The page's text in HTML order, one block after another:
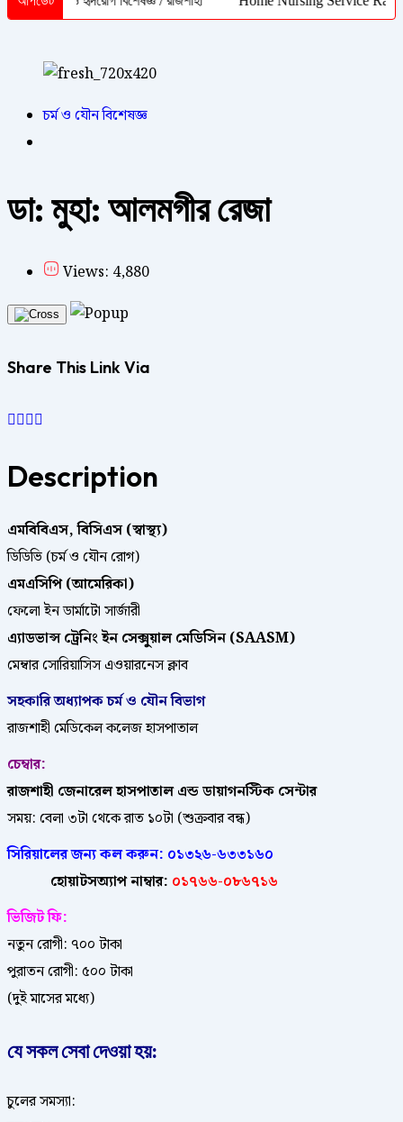
চর্ম ও যৌন বিশেষজ্ঞ
ডা: মুহা: আলমগীর রেজা
Views: 4,880
Share This Link Via
Description
এমবিবিএস, বিসিএস (স্বাস্থ্য)
ডিডিভি (চর্ম ও যৌন রোগ)
এমএসিপি (আমেরিকা)
ফেলো ইন ডার্মাটো সার্জারী
এ্যাডভান্স ট্রেনিং ইন সেক্সুয়াল মেডিসিন (SAASM)
মেম্বার সোরিয়াসিস এওয়ারনেস ক্লাব
সহকারি অধ্যাপক চর্ম ও যৌন বিভাগ
রাজশাহী মেডিকেল কলেজ হাসপাতাল
চেম্বার:
রাজশাহী জেনারেল হাসপাতাল এন্ড ডায়াগনস্টিক সেন্টার
সময়: বেলা ৩টা থেকে রাত ১০টা (শুক্রবার বন্ধ)
সিরিয়ালের জন্য কল করুন: ০১৩২৬-৬৩৩১৬০
হোয়াটসঅ্যাপ নাম্বার: ০১৭৬৬-০৮৬৭১৬
ভিজিট ফি:
নতুন রোগী: ৭০০ টাকা
পুরাতন রোগী: ৫০০ টাকা
(দুই মাসের মধ্যে)
যে সকল সেবা দেওয়া হয়:
চুলের সমস্যা: